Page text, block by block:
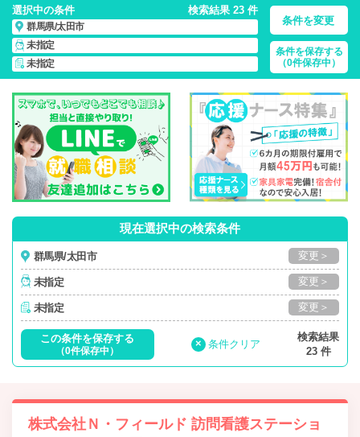
選択中の条件 検索結果 23 件
群馬県/太田市
未指定
未指定
条件を変更
条件を保存する
（0件保存中）
群馬県/太田市/正社員・パート・応援ナース・派遣の 看護師求
人・派遣・転職・募集一覧
現在選択中の検索条件
群馬県/太田市 変更＞
未指定 変更＞
未指定 変更＞
この条件を保存する
（0件保存中）
× 条件クリア
検索結果
23 件
株式会社Ｎ・フィールド 訪問看護ステーショ